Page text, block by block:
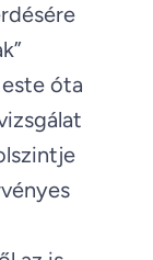
óta